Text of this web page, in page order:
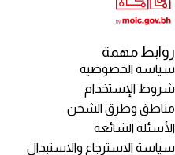
روابط مهمة
سياسة الخصوصية
شروط الإستخدام
مناطق وطرق الشحن
الأسئلة الشائعة
سياسة الاسترجاع والاستبدال